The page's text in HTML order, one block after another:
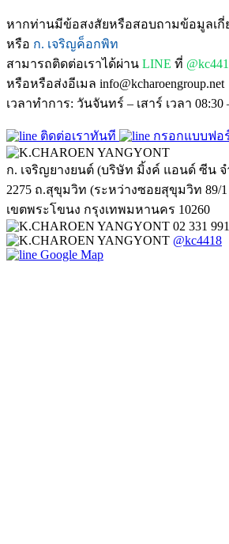
หากท่านมีข้อสงสัยหรือสอบถามข้อมูลเกี่
หรือ ก. เจริญค็อกพิท
สามารถติดต่อเราได้ผ่าน LINE ที่
หรือหรือส่งอีเมล info@kcharoengroup.net
เวลาทำการ: วันจันทร์ – เสาร์ เวลา 08:30
ติดต่อเราทันที กรอกแบบฟอ
ก. เจริญยางยนต์ (บริษัท มิ้งค์ แอนด์ ซีน จ
2275 ถ.สุขุมวิท (ระหว่างซอยสุขุมวิท 89/1
เขตพระโขนง กรุงเทพมหานคร 10260
02 331
@kc4418
Google Map